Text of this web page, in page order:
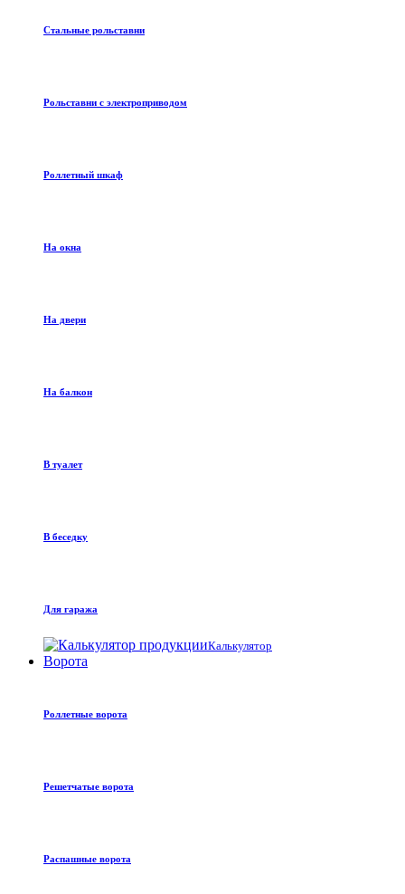
Стальные рольставни
Рольставни с электроприводом
Роллетный шкаф
На окна
На двери
На балкон
В туалет
В беседку
Для гаража
Калькулятор
Ворота
Роллетные ворота
Решетчатые ворота
Распашные ворота